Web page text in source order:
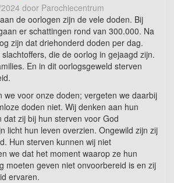
door Parochiecentrum
de oorlogen zijn de vele doden. Bij
er schattingen rond van 300.000. Na
zijn dat driehonderd doden per dag.
die de oorlog in gejaagd zijn.
En in dit oorlogsgeweld sterven
we voor onze doden; vergeten we daarbij
doden niet. Wij denken aan hun
dat zij bij hun sterven voor God
licht hun leven overzien. Ongewild zijn zij
Hun sterven kunnen wij niet
we dat het moment waarop ze hun
moeten geven niet onvoorbereid is en zij
ervaren.